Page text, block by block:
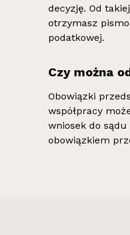
decyzję. Od
otrzymasz
podatkowej.
Czy można
Obowiązki
współpracy
wniosek do
obowiązkiem